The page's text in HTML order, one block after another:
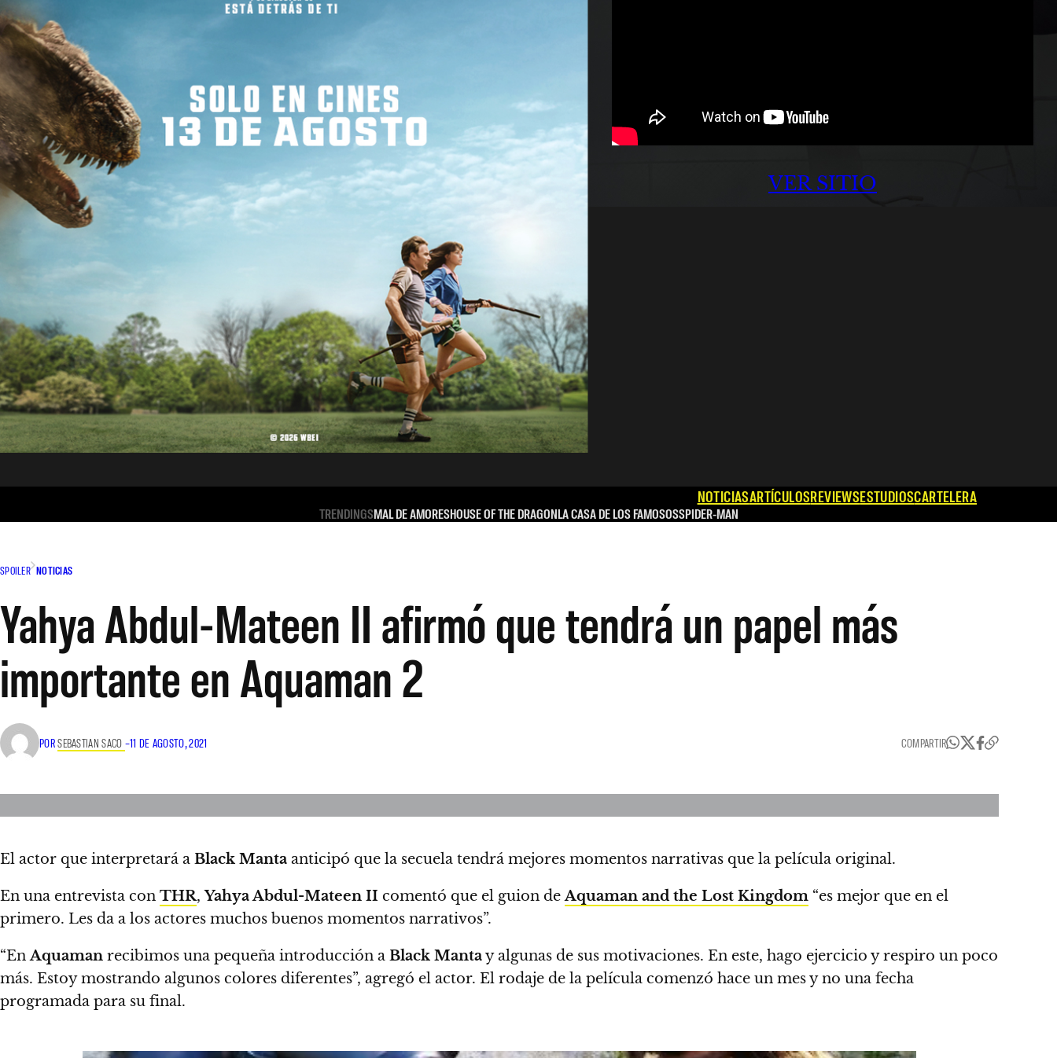
VER SITIO
NOTICIASARTÍCULOSREVIEWSESTUDIOSCARTELERA
TRENDINGSMAL DE AMORESHOUSE OF THE DRAGONLA CASA DE LOS FAMOSOSSPIDER-MAN
SPOILER NOTICIAS
Yahya Abdul-Mateen II afirmó que tendrá un papel más
importante en Aquaman 2
PORSEBASTIAN SACO –11 DE AGOSTO, 2021 COMPARTIR
El actor que interpretará a Black Manta anticipó que la secuela tendrá mejores momentos narrativas que la película original.
En una entrevista con THR,Yahya Abdul-Mateen II comentó que el guion deAquaman and the Lost Kingdom “es mejor que en el
primero. Les da a los actores muchos buenos momentos narrativos”.
“EnAquaman recibimos una pequeña introducción a Black Mantay algunas de sus motivaciones. En este, hago ejercicio y respiro un poco
más. Estoy mostrando algunos colores diferentes”, agregó el actor. El rodaje de la película comenzó hace un mes y no una fecha
programada para su final.